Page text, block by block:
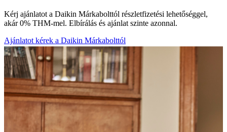
Kérj ajánlatot a Daikin Márkabolttól részletfizetési lehetőséggel,
akár 0% THM-mel. Elbírálás és ajánlat szinte azonnal.
Ajánlatot kérek a Daikin Márkabolttól